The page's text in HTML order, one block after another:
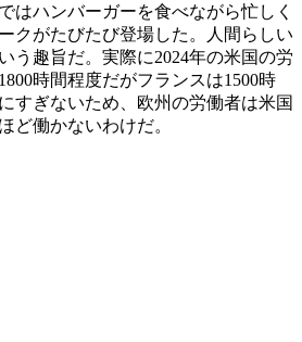
はハンバーガーを食べながら忙しく
クがたびたび登場した。人間らしい
う趣旨だ。実際に2024年の米国の労
時間程度だがフランスは1500時
すぎないため、欧州の労働者は米国
ど働かないわけだ。